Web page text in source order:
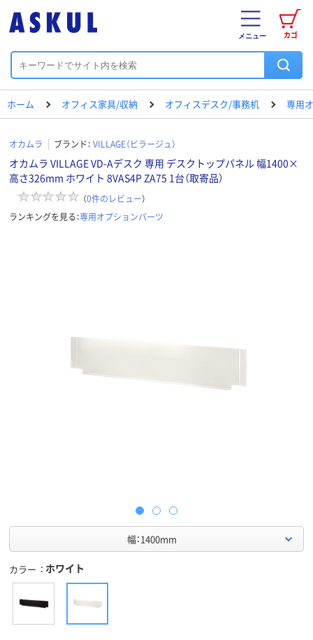
カゴ
メニュー
ホーム オフィス家具/収納 オフィスデスク/事務机 専用
オカムラ ブランド： VILLAGE（ビラージュ）
オカムラ VILLAGE VD-Aデスク 専用 デスクトップパネル 幅1400×
高さ326mm ホワイト 8VAS4P ZA75 1台（取寄品）
（0件のレビュー）
ランキングを見る：専用オプションパーツ
幅：1400mm
カラー ホワイト